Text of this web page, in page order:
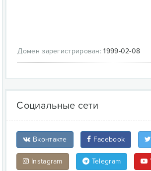
Домен зарегистрирован: 1999-02-08
Социальные сети
Вконтакте Facebook
Instagram Telegram